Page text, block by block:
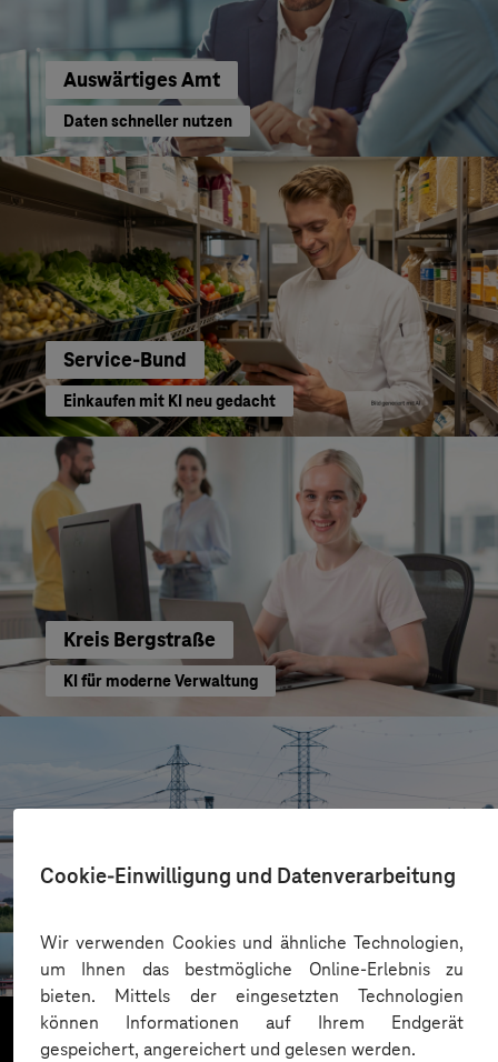
Cookie-Einwilligung und Datenverarbeitung
Wir verwenden Cookies und ähnliche Technologien,
um Ihnen das bestmögliche Online-Erlebnis zu
bieten. Mittels der eingesetzten Technologien
können Informationen auf Ihrem Endgerät
gespeichert, angereichert und gelesen werden.
Auswärtiges Amt
Daten schneller nutzen
Service-Bund
Einkaufen mit KI neu gedacht
Kreis Bergstraße
KI für moderne Verwaltung
CRA-Security für digitale Produkte